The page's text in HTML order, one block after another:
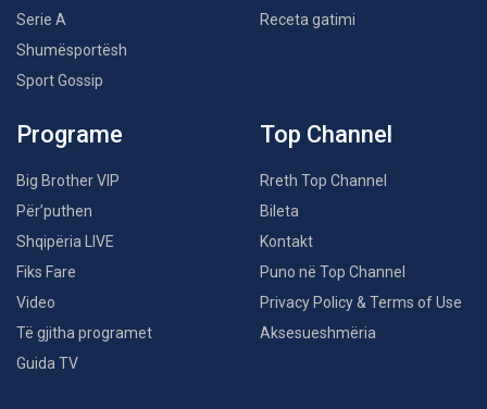
Serie A
Shumësportësh
Sport Gossip
Receta gatimi
Programe
Big Brother VIP
Për’puthen
Shqipëria LIVE
Fiks Fare
Video
Të gjitha programet
Guida TV
Top Channel
Rreth Top Channel
Bileta
Kontakt
Puno në Top Channel
Privacy Policy & Terms of Use
Aksesueshmëria